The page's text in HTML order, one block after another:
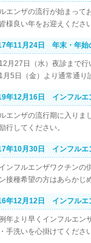
エンザの流行が始まって
様良い年をお迎えくださ
年11月24日 年末・年始
月27日（水）夜診まで行
月5日（金）より通常通り
年12月16日 インフルエ
エンザの流行期に入りま
行してください。
年10月30日 インフルエ
ンフルエンザワクチンの
接種希望の方はあらかじ
年12月12日 インフルエ
年より早くインフルエン
手洗いを心掛けてくださ